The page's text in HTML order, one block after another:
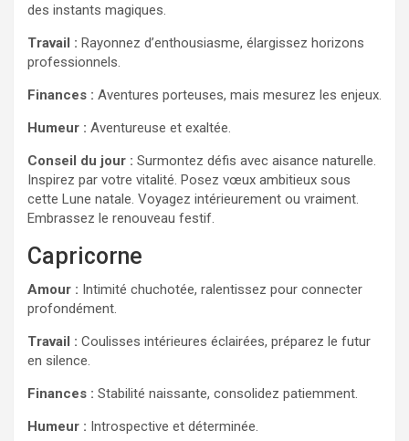
des instants magiques.
Travail : Rayonnez d’enthousiasme, élargissez horizons
professionnels.
Finances : Aventures porteuses, mais mesurez les enjeux.
Humeur : Aventureuse et exaltée.
Conseil du jour : Surmontez défis avec aisance naturelle.
Inspirez par votre vitalité. Posez vœux ambitieux sous
cette Lune natale. Voyagez intérieurement ou vraiment.
Embrassez le renouveau festif.
Capricorne
Amour : Intimité chuchotée, ralentissez pour connecter
profondément.
Travail : Coulisses intérieures éclairées, préparez le futur
en silence.
Finances : Stabilité naissante, consolidez patiemment.
Humeur : Introspective et déterminée.